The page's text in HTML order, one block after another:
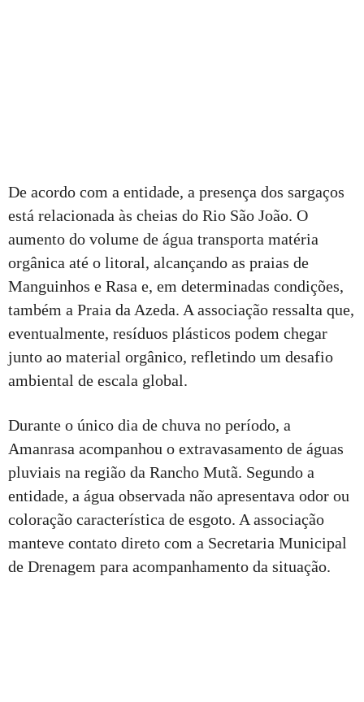
De acordo com a entidade, a presença dos sargaços
está relacionada às cheias do Rio São João. O
aumento do volume de água transporta matéria
orgânica até o litoral, alcançando as praias de
Manguinhos e Rasa e, em determinadas condições,
também a Praia da Azeda. A associação ressalta que,
eventualmente, resíduos plásticos podem chegar
junto ao material orgânico, refletindo um desafio
ambiental de escala global.
Durante o único dia de chuva no período, a
Amanrasa acompanhou o extravasamento de águas
pluviais na região da Rancho Mutã. Segundo a
entidade, a água observada não apresentava odor ou
coloração característica de esgoto. A associação
manteve contato direto com a Secretaria Municipal
de Drenagem para acompanhamento da situação.